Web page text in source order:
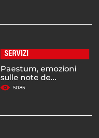
SERVIZI
Paestum, emozioni
sulle note de...
5085